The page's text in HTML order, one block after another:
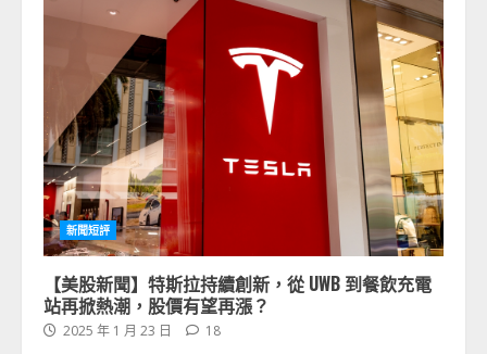
新聞短評
【美股新聞】特斯拉持續創新，從 UWB 到餐飲充電
站再掀熱潮，股價有望再漲？
2025 年 1 月 23 日 18